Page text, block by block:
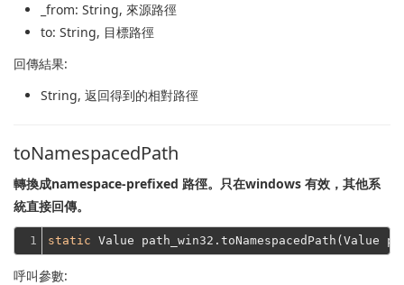
_from: String, 來源路徑
to: String, 目標路徑
回傳結果:
String, 返回得到的相對路徑
toNamespacedPath
轉換成namespace-prefixed 路徑。 只在windows 有效，其他系
統直接回傳。
1 static Value path_win32.toNamespacedPath(Value
呼叫參數: